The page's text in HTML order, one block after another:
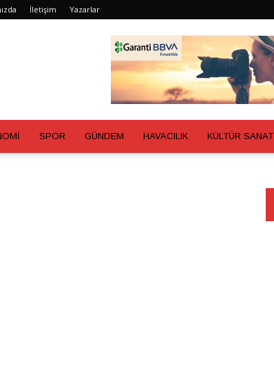
İletişim Yazarlar
SPOR GÜNDEM HAVACILIK KÜLTÜR SANAT